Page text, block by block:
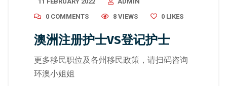
0 COMMENTS
8 VIEWS 0 LIKES
澳洲注册护士VS登记护士
更多移民职位及各州移民政策，请扫码咨询
环澳小姐姐